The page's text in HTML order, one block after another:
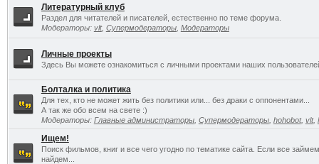
Литературный клуб
Раздел для читателей и писателей, естественно по теме форума.
Модераторы: vlt, Супермодераторы, Модераторы
Личные проекты
Здесь Вы можете ознакомиться с личными проектами наших
Болталка и политика
Для тех, кто не может жить без политики или... без драки с оппонентами...
А так же обо всем на свете :)
Модераторы: Главные администраторы, Супермодераторы, hohobot, vlt,
Ищем!
Поиск фильмов, книг и все чего угодно по тематике сайта. Если все
найдем...